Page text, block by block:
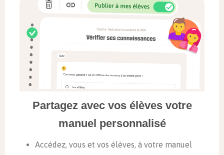
Partagez avec vos élèves votre
manuel personnalisé
Accédez, vous et vos élèves, à votre manuel